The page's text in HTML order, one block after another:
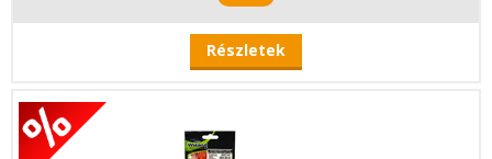
Részletek